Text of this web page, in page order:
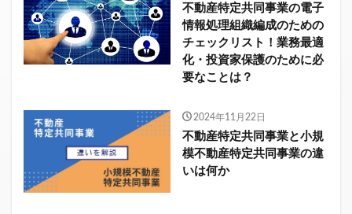
不動産特定共同事業の電子
情報処理組織編成のための
チェックリスト！業務最適
化・投資家保護のために必
要なことは？
2024年11月22日
不動産特定共同事業と小規
模不動産特定共同事業の違
いは何か